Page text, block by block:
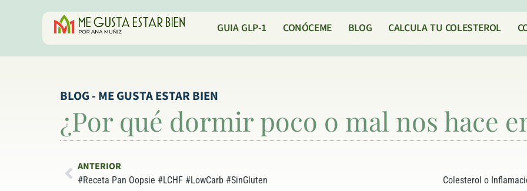
GUIA GLP-1 CONÓCEME BLOG CALCULA TU COLESTEROL
BLOG - ME GUSTA ESTAR BIEN
¿Por qué dormir poco o mal nos hace
ANTERIOR
#Receta Pan Oopsie #LCHF #LowCarb #SinGluten Colesterol o